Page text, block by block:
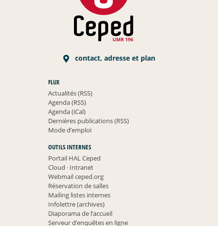
contact, adresse et plan
FLUX
Actualités (RSS)
Agenda (RSS)
Agenda (iCal)
Dernières publications (RSS)
Mode d’emploi
OUTILS INTERNES
Portail HAL Ceped
Cloud ·Intranet
Webmail ceped.org
Réservation de salles
Mailing listes internes
Infolettre (archives)
Diaporama de l’accueil
Serveur d’enquêtes en ligne